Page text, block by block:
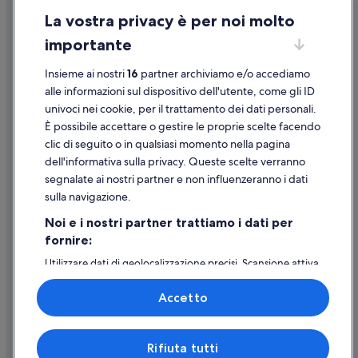
Stazione di Campagna-Serre-Persano: Inn
Quadrivio: Aparthotel
Quadrivio: Ostelli
Quadrivio: Appartamenti
Quadrivio: Case private in affitto
Quadrivio: Agriturismi
Quadrivio: Residence
Informazioni legali/Contatti
Linee guida sui contenuti e segnalazione dei contenuti
Supporto
Assistenza clienti
Contattaci
Come cancellare un volo
Come modificare la prenotazione di un hotel o una casa vacanze
Tempistiche per i rimborsi
Utilizzare un coupon Expedia
Documenti per i viaggi internazionali
Expedia, Inc. non è responsabile dei contenuti di siti esterni.
© 2026 Expedia, Inc., una società di Expedia Group. Tutti i diritti riservati.
La vostra privacy è per noi molto
importante
Insieme ai nostri16 partner archiviamo e/o accediamo
alle informazioni sul dispositivo dell'utente, come gli ID
univoci nei cookie, per il trattamento dei dati personali.
È possibile accettare o gestire le proprie scelte facendo
clic di seguito o in qualsiasi momento nella pagina
dell'informativa sulla privacy. Queste scelte verranno
segnalate ai nostri partner e non influenzeranno i dati
sulla navigazione.
Noi e i nostri partner trattiamo i dati per
fornire:
Utilizzare dati di geolocalizzazione precisi. Scansione attiva
delle caratteristiche del dispositivo ai fini
dell’identificazione. Archiviare informazioni su dispositivo
e/o accedervi. Pubblicità e contenuti personalizzati,
misurazione delle prestazioni dei contenuti e degli
annunci, ricerche sul pubblico, sviluppo di servizi.
Elenco dei partner (fornitori)
Rifiuta tutti
Accetto